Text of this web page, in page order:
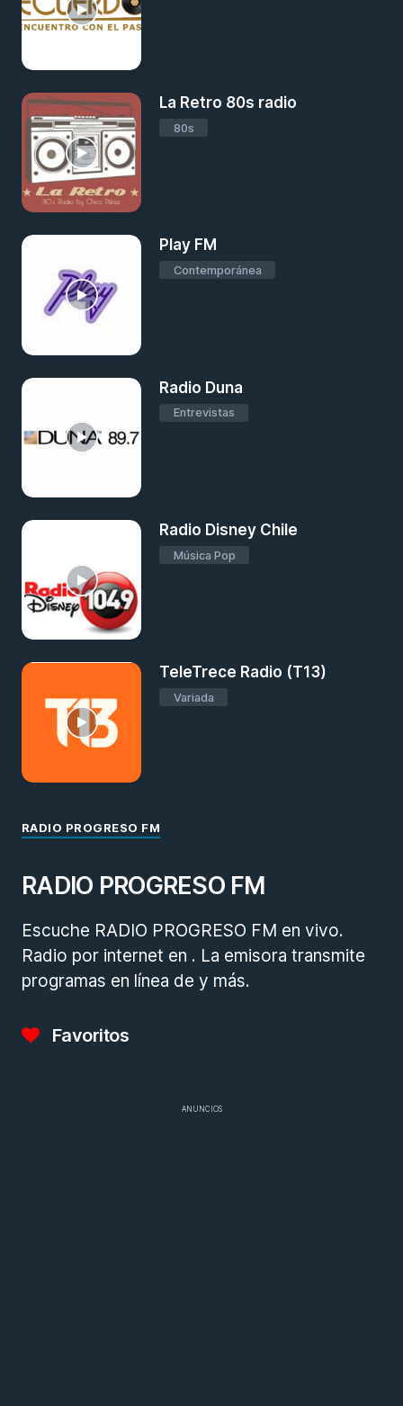
La Retro 80s radio
80s
Play FM
Contemporánea
Radio Duna
Entrevistas
Radio Disney Chile
Música Pop
TeleTrece Radio (T13)
Variada
RADIO PROGRESO FM
RADIO PROGRESO FM
Escuche RADIO PROGRESO FM en vivo.
Radio por internet en . La emisora transmite
programas en línea de y más.
Favoritos
ANUNCIOS